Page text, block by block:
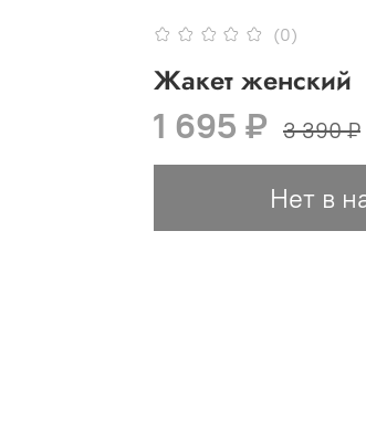
(0)
Жакет женский
1 695 ₽ 3 390 ₽
Нет в